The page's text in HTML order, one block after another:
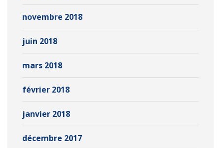
novembre 2018
juin 2018
mars 2018
février 2018
janvier 2018
décembre 2017